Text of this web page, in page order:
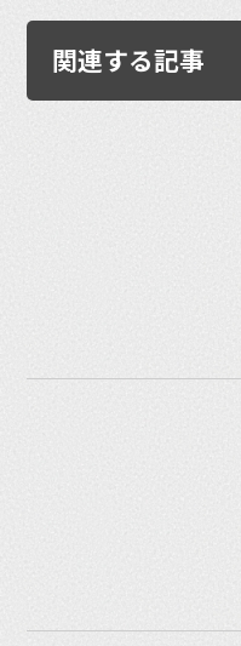
関連する記事